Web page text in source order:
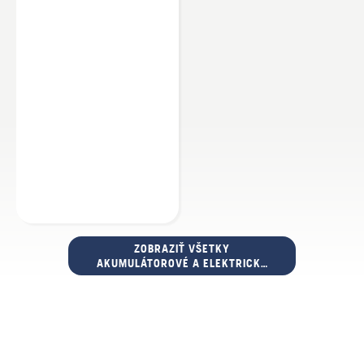
ZOBRAZIŤ VŠETKY
AKUMULÁTOROVÉ A ELEKTRICKÉ
VYŽÍNAČE TRÁVY